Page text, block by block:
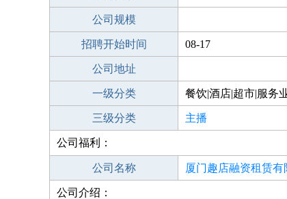
公司规模
招聘开始时间 08-17
公司地址
一级分类 餐饮|酒店|超市|服务
三级分类 主播
公司福利：
公司名称 厦门趣店融资租赁有
公司介绍：